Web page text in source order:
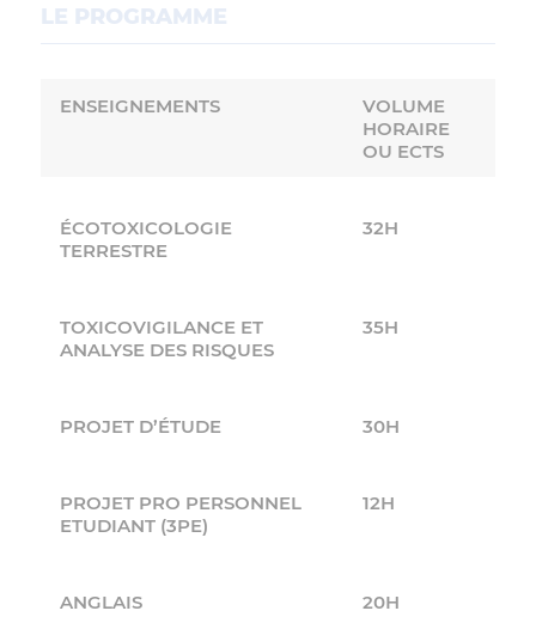
LE PROGRAMME
ENSEIGNEMENTS
VOLUME
HORAIRE
OU ECTS
ÉCOTOXICOLOGIE
TERRESTRE
32H
TOXICOVIGILANCE ET
ANALYSE DES RISQUES
35H
PROJET D’ÉTUDE 30H
PROJET PRO PERSONNEL
ETUDIANT (3PE)
12H
ANGLAIS 20H